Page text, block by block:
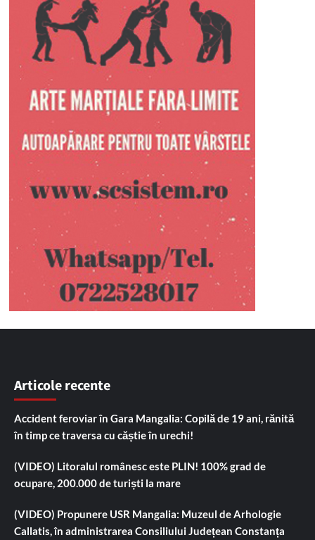
Articole recente
Accident feroviar în Gara Mangalia: Copilă de 19 ani, rănită
în timp ce traversa cu căștie în urechi!
(VIDEO) Litoralul românesc este PLIN! 100% grad de
ocupare, 200.000 de turiști la mare
(VIDEO) Propunere USR Mangalia: Muzeul de Arhologie
Callatis, în administrarea Consiliului Județean Constanța